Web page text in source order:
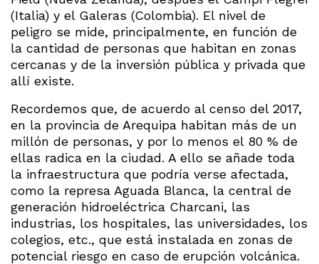
(Italia) y el Galeras (Colombia). El nivel de
peligro se mide, principalmente, en función de
la cantidad de personas que habitan en zonas
cercanas y de la inversión pública y privada que
allí existe.
Recordemos que, de acuerdo al censo del 2017,
en la provincia de Arequipa habitan más de un
millón de personas, y por lo menos el 80 % de
ellas radica en la ciudad. A ello se añade toda
la infraestructura que podría verse afectada,
como la represa Aguada Blanca, la central de
generación hidroeléctrica Charcani, las
industrias, los hospitales, las universidades, los
colegios, etc., que está instalada en zonas de
potencial riesgo en caso de erupción volcánica.